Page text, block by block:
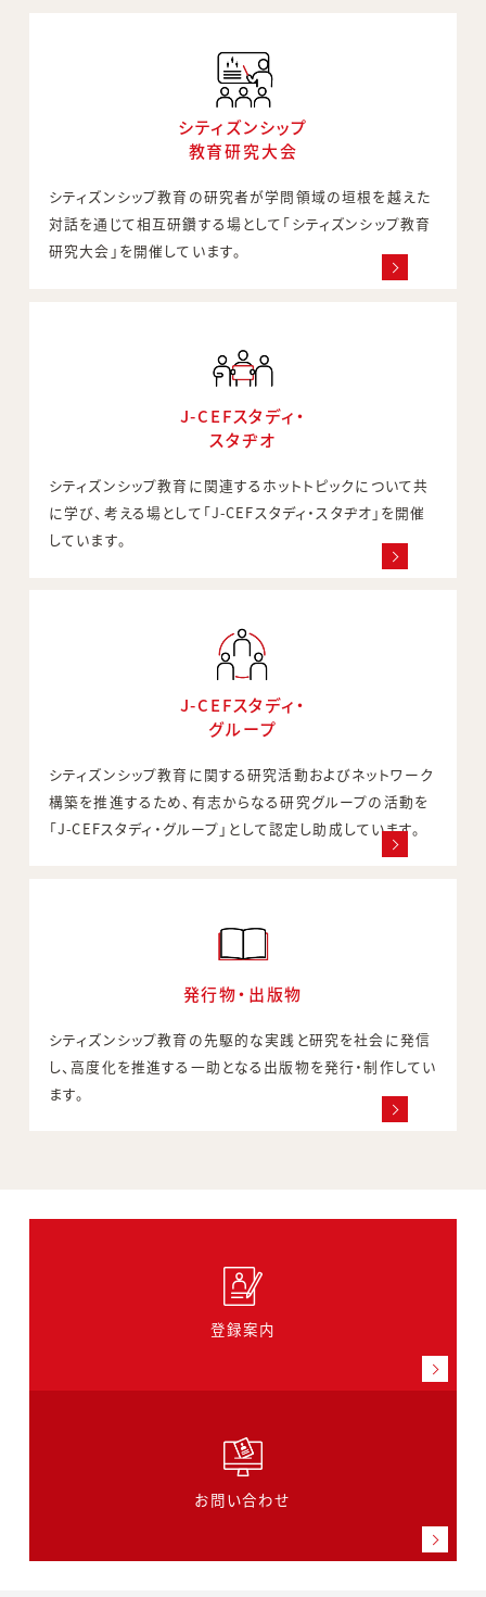
シティズンシップ
教育研究大会
シティズンシップ教育の研究者が学問領域の垣根を越えた
対話を通じて相互研鑽する場として「シティズンシップ教育
研究大会」を開催しています。
J-CEFスタディ・
スタヂオ
シティズンシップ教育に関連するホットトピックについて共
に学び、考える場として「J-CEFスタディ・スタヂオ」を開催
しています。
J-CEFスタディ・
グループ
シティズンシップ教育に関する研究活動およびネットワーク
構築を推進するため、有志からなる研究グループの活動を
「J-CEFスタディ・グループ」として認定し助成しています。
発行物・出版物
シティズンシップ教育の先駆的な実践と研究を社会に発信
し、高度化を推進する一助となる出版物を発行・制作してい
ます。
登録案内
お問い合わせ